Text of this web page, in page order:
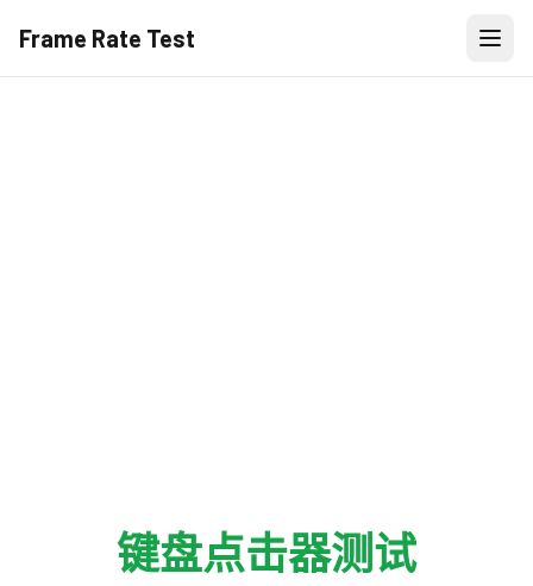
Frame Rate Test
键盘点击器测试